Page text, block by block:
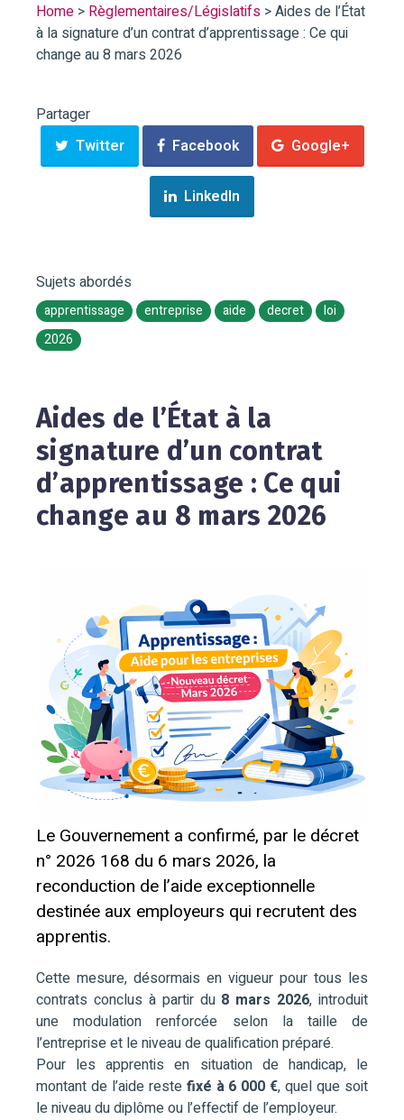
Home > Règlementaires/Législatifs >Aides de l’État
à la signature d’un contrat d’apprentissage : Ce qui
change au 8 mars 2026
Partager
Twitter
Facebook Google+
LinkedIn
Sujets abordés
apprentissage entreprise aide decret
loi
2026
Aides de l’État à la
signature d’un contrat
d’apprentissage : Ce qui
change au 8 mars 2026
Le Gouvernement a confirmé, par le décret
n° 2026 168 du 6 mars 2026, la
reconduction de l’aide exceptionnelle
destinée aux employeurs qui recrutent des
apprentis.
Cette mesure, désormais en vigueur pour tous les
contrats conclus à partir du 8 mars 2026, introduit
une modulation renforcée selon la taille de
l’entreprise et le niveau de qualification préparé.
Pour les apprentis en situation de handicap, le
montant de l’aide reste fixé à 6 000 €, quel que soit
le niveau du diplôme ou l’effectif de l’employeur.